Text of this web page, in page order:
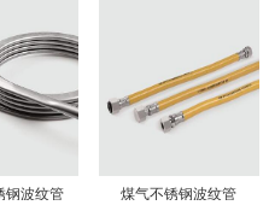
钢波纹管 煤气不锈钢波纹管